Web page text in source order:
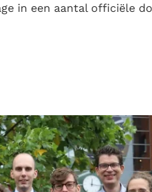
in een aantal officiële